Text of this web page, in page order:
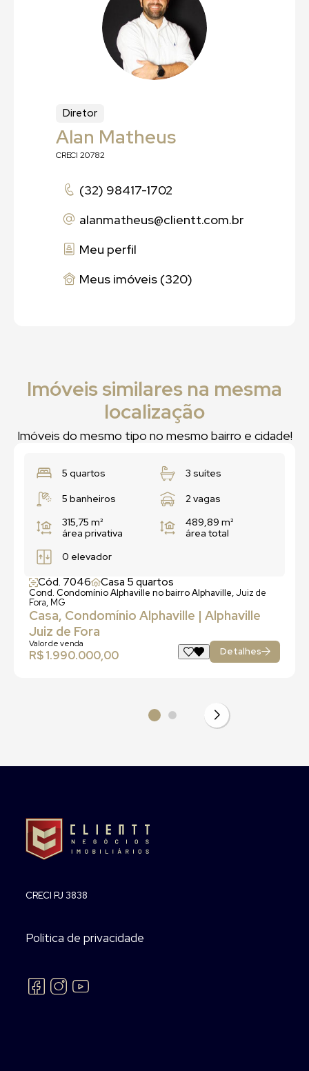
Diretor
Alan Matheus
CRECI 20782
(32) 98417-1702
alanmatheus@clientt.com.br
Meu perfil
Meus imóveis (320)
Imóveis similares na mesma
localização
Imóveis do mesmo tipo no mesmo bairro e cidade!
5 quartos 3 suítes
5 banheiros
2 vagas
315,75 m²
área privativa
489,89 m²
área total
0 elevador
Cód. 7046 Casa 5 quartos
Cond. Condomínio Alphaville no bairro Alphaville,Juiz de
Fora, MG
Casa, Condomínio Alphaville | Alphaville
Juiz de Fora
Valor de venda
R$ 1.990.000,00 Detalhes
CRECI PJ 3838
Política de privacidade